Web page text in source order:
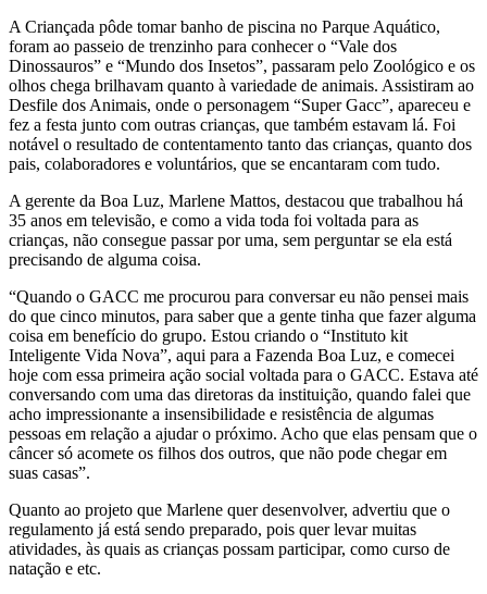
A Criançada pôde tomar banho de piscina no Parque Aquático,
foram ao passeio de trenzinho para conhecer o “Vale dos
Dinossauros” e “Mundo dos Insetos”, passaram pelo Zoológico e os
olhos chega brilhavam quanto à variedade de animais. Assistiram ao
Desfile dos Animais, onde o personagem “Super Gacc”, apareceu e
fez a festa junto com outras crianças, que também estavam lá. Foi
notável o resultado de contentamento tanto das crianças, quanto dos
pais, colaboradores e voluntários, que se encantaram com tudo.
A gerente da Boa Luz, Marlene Mattos, destacou que trabalhou há
35 anos em televisão, e como a vida toda foi voltada para as
crianças, não consegue passar por uma, sem perguntar se ela está
precisando de alguma coisa.
“Quando o GACC me procurou para conversar eu não pensei mais
do que cinco minutos, para saber que a gente tinha que fazer alguma
coisa em benefício do grupo. Estou criando o “Instituto kit
Inteligente Vida Nova”, aqui para a Fazenda Boa Luz, e comecei
hoje com essa primeira ação social voltada para o GACC. Estava até
conversando com uma das diretoras da instituição, quando falei que
acho impressionante a insensibilidade e resistência de algumas
pessoas em relação a ajudar o próximo. Acho que elas pensam que o
câncer só acomete os filhos dos outros, que não pode chegar em
suas casas”.
Quanto ao projeto que Marlene quer desenvolver, advertiu que o
regulamento já está sendo preparado, pois quer levar muitas
atividades, às quais as crianças possam participar, como curso de
natação e etc.